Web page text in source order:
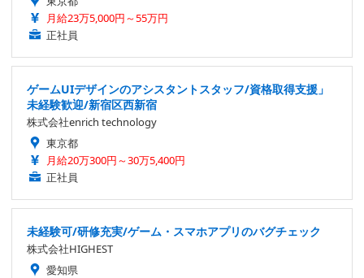
月給23万5,000円～55万円
正社員
ゲームUIデザインのアシスタントスタッフ/資格取得支援」
未経験歓迎/新宿区西新宿
株式会社enrich technology
東京都
月給20万300円～30万5,400円
正社員
未経験可/研修充実/ゲーム・スマホアプリのバグチェック
株式会社HIGHEST
愛知県